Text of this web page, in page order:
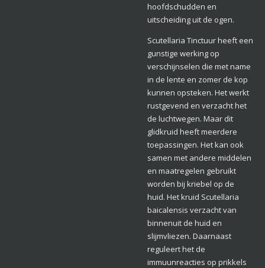
hoofdschudden en
uitscheiding uit de ogen.
Scutellaria Tinctuur heeft een
gunstige werking op
verschijnselen die met name
in de lente en zomer de kop
kunnen opsteken. Het werkt
rustgevend en verzacht het
de luchtwegen. Maar dit
glidkruid heeft meerdere
toepassingen. Het kan ook
samen met andere middelen
en maatregelen gebruikt
worden bij kriebel op de
huid. Het kruid Scutellaria
baicalensis verzacht van
binnenuit de huid en
slijmvliezen. Daarnaast
reguleert het de
immuunreacties op prikkels